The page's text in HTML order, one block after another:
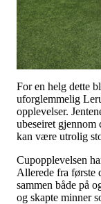
For en helg dette
uforglemmelig
opplevelser.
ubeseiret gjennom
kan være utrolig
Cupopplevelsen
Allerede fra første
sammen både på
og skapte minner